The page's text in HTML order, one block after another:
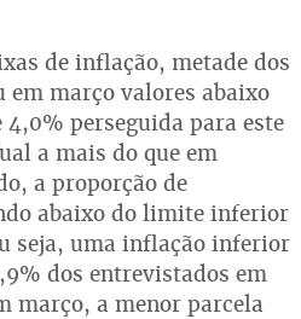
de inflação, metade dos
março valores abaixo
perseguida para este
a mais do que em
a proporção de
abaixo do limite inferior
seja, uma inflação inferior
dos entrevistados em
março, a menor parcela